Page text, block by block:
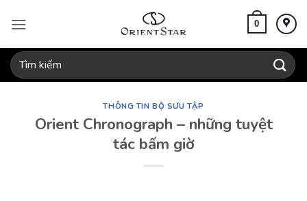
qua
dung
0
Tìm
kiếm:
THÔNG TIN BỘ SƯU TẬP
Orient Chronograph – những tuyệt
tác bấm giờ